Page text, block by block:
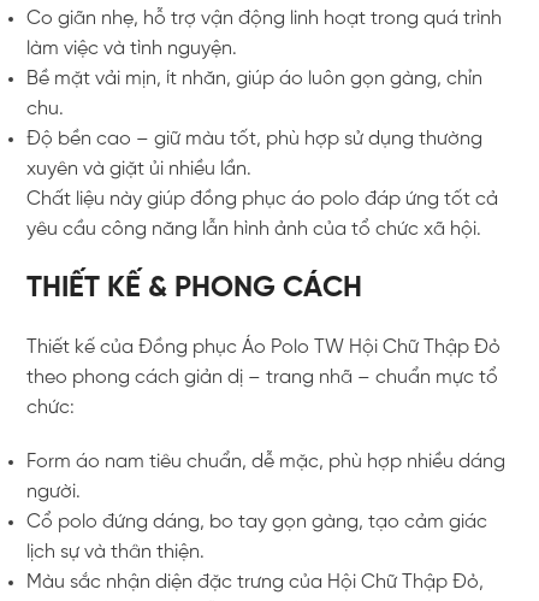
Co giãn nhẹ, hỗ trợ vận động linh hoạt trong quá trình
làm việc và tình nguyện.
Bề mặt vải mịn, ít nhăn, giúp áo luôn gọn gàng, chỉn
chu.
Độ bền cao – giữ màu tốt, phù hợp sử dụng thường
xuyên và giặt ủi nhiều lần.
Chất liệu này giúp đồng phục áo polo đáp ứng tốt cả
yêu cầu công năng lẫn hình ảnh của tổ chức xã hội.
THIẾT KẾ & PHONG CÁCH
Thiết kế của Đồng phục Áo Polo TW Hội Chữ Thập Đỏ
theo phong cách giản dị – trang nhã – chuẩn mực tổ
chức:
Form áo nam tiêu chuẩn, dễ mặc, phù hợp nhiều dáng
người.
Cổ polo đứng dáng, bo tay gọn gàng, tạo cảm giác
lịch sự và thân thiện.
Màu sắc nhận diện đặc trưng của Hội Chữ Thập Đỏ,